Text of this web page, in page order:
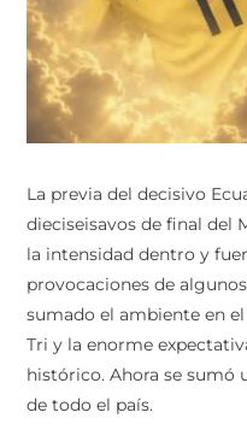
La previa del decisivo
dieciseisavos de final del
la intensidad dentro y
provocaciones de
sumado el ambiente en
Tri y la enorme
histórico. Ahora se sumó
de todo el país.